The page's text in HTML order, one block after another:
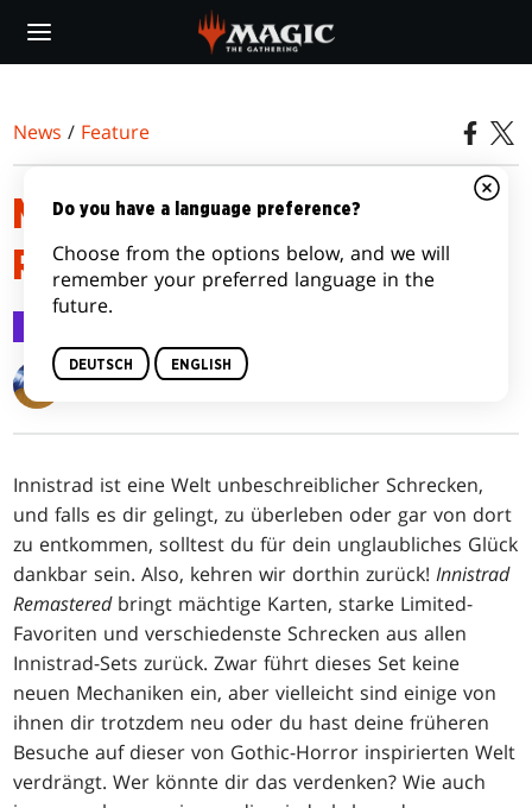
main
News / Feature
MECHANIKEN VON INNISTRAD
REMASTERED
Matt Tabak
Innistrad ist eine Welt unbeschreiblicher Schrecken,
und falls es dir gelingt, zu überleben oder gar von dort
zu entkommen, solltest du für dein unglaubliches Glück
dankbar sein. Also, kehren wir dorthin zurück!Innistrad
Remasteredbringt mächtige Karten, starke Limited-
Favoriten und verschiedenste Schrecken aus allen
Innistrad-Sets zurück. Zwar führt dieses Set keine
neuen Mechaniken ein, aber vielleicht sind einige von
ihnen dir trotzdem neu oder du hast deine früheren
Besuche auf dieser von Gothic-Horror inspirierten Welt
verdrängt. Wer könnte dir das verdenken? Wie auch
Do you have a language preference?
Choose from the options below, and we will
remember your preferred language in the
future.
DEUTSCH ENGLISH